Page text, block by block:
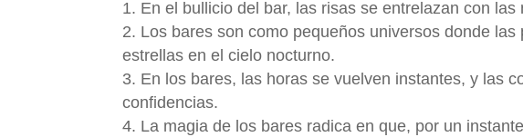
En el bullicio del bar, las risas se entrelazan con
Los bares son como pequeños universos donde
estrellas en el cielo nocturno.
En los bares, las horas se vuelven instantes, y las
confidencias.
La magia de los bares radica en que, por un